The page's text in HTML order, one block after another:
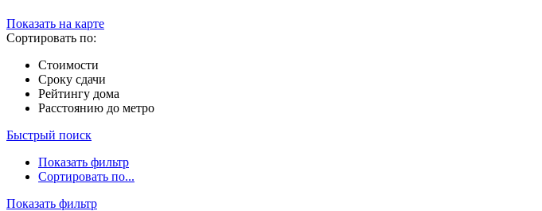
Показать на карте
Сортировать по:
Стоимости
Сроку сдачи
Рейтингу дома
Расстоянию до метро
Быстрый поиск
Показать фильтр
Сортировать по...
Показать фильтр